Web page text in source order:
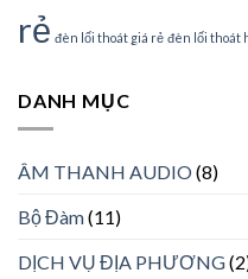
rẻ đèn lối thoát giá rẻ đèn lối thoát
DANH MỤC
ÂM THANH AUDIO(8)
Bộ Đàm(11)
DỊCH VỤ ĐỊA PHƯƠNG